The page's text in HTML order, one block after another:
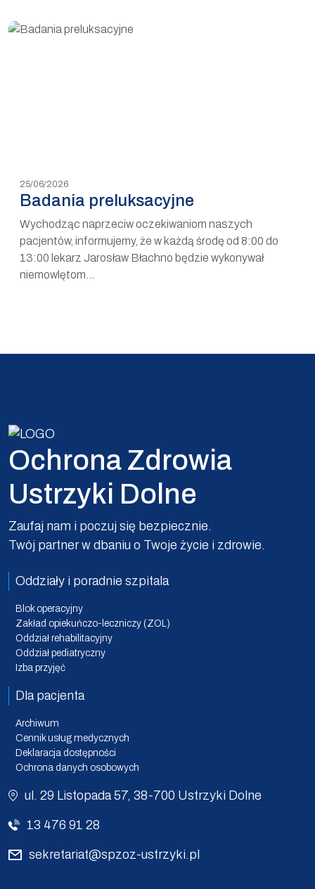
25/06/2026
Badania preluksacyjne
Wychodząc naprzeciw oczekiwaniom naszych
pacjentów, informujemy, że w każdą środę od 8:00 do
13:00 lekarz Jarosław Błachno będzie wykonywał
niemowlętom...
Ochrona Zdrowia
Ustrzyki Dolne
Zaufaj nam i poczuj się bezpiecznie.
Twój partner w dbaniu o Twoje życie i zdrowie.
Oddziały i poradnie szpitala
Blok operacyjny
Zakład opiekuńczo-leczniczy (ZOL)
Oddział rehabilitacyjny
Oddział pediatryczny
Izba przyjęć
Dla pacjenta
Archiwum
Cennik usług medycznych
Deklaracja dostępności
Ochrona danych osobowych
ul. 29 Listopada 57, 38-700 Ustrzyki Dolne
13 476 91 28
sekretariat@spzoz-ustrzyki.pl